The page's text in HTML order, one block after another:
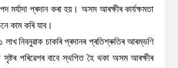
মৰ্যাদা প্ৰদান কৰা হয়। অসম আৰক্ষীৰ কাৰ্যক্ষমতা
কাম কৰি যাব।
নিবনুৱাক চাকৰি প্ৰদানৰ প্ৰতিশ্ৰুতিৰ আৰম্ভণি
পৰিৱেশৰ বাবে স্থগিত হৈ থকা অসম আৰক্ষীৰ